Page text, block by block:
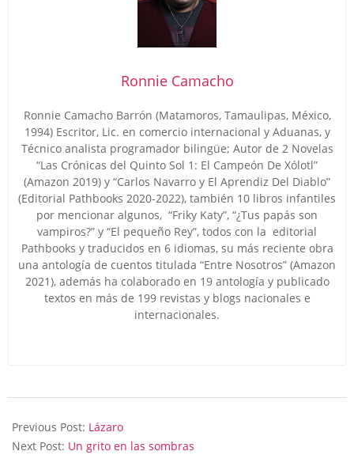
Ronnie Camacho
Ronnie Camacho Barrón (Matamoros, Tamaulipas, México,
1994) Escritor, Lic. en comercio internacional y Aduanas, y
Técnico analista programador bilingüe; Autor de 2 Novelas
“Las Crónicas del Quinto Sol 1: El Campeón De Xólotl”
(Amazon 2019) y “Carlos Navarro y El Aprendiz Del Diablo”
(Editorial Pathbooks 2020-2022), también 10 libros infantiles
por mencionar algunos, “Friky Katy”, “¿Tus papás son
vampiros?” y “El pequeño Rey”, todos con la editorial
Pathbooks y traducidos en 6 idiomas, su más reciente obra
una antología de cuentos titulada “Entre Nosotros” (Amazon
2021), además ha colaborado en 19 antología y publicado
textos en más de 199 revistas y blogs nacionales e
internacionales.
10-
22
Previous Post: Lázaro
Next Post: Un grito en las sombras